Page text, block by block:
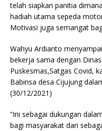
telah siapkan panitia
hadiah utama sepeda
Motivasi juga semangat
Wahyu Ardianto
bekerja sama dengan
Puskesmas,Satgas Covid,
Babinsa desa Cijujung
(30/12/2021)
“Ini sebagai dukungan
bagi masyarakat dan